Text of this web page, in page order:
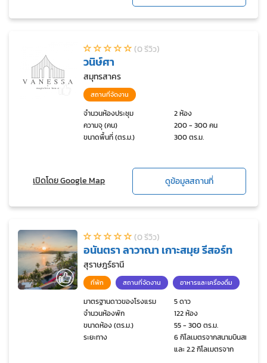
(0 รีวิว)
วนิษ์ศา
สมุทรสาคร
สถานที่จัดงาน
จำนวนห้องประชุม
2 ห้อง
ความจุ (คน)
200 - 300 คน
ขนาดพื้นที่ (ตร.ม.)
300 ตร.ม.
เปิดโดย Google Map ดูข้อมูลสถานที่
(0 รีวิว)
อนันตรา ลาวาณา เกาะสมุย รีสอร์ท
สุราษฎร์ธานี
ที่พัก สถานที่จัดงาน อาหารและเครื่องดื่ม
มาตรฐานดาวของโรงแรม
5 ดาว
จำนวนห้องพัก
122 ห้อง
ขนาดห้อง (ตร.ม.)
55 - 300 ตร.ม.
ระยะทาง
6 กิโลเมตรจากสนามบินสมุย
และ 2.2 กิโลเมตรจาก